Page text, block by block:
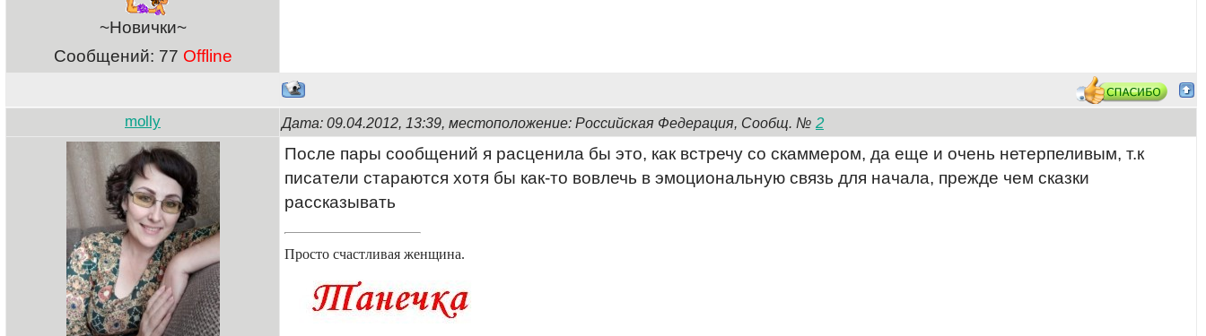
~Новички~
Сообщений: 77 Offline
molly Дата: 09.04.2012, 13:39, местоположение: Российская Федерация, Сообщ. № 2
После пары сообщений я расценила бы это, как встречу со скаммером, да еще и очень нетерпеливым, т.к
писатели стараются хотя бы как-то вовлечь в эмоциональную связь для начала, прежде чем сказки
рассказывать
Просто счастливая женщина.